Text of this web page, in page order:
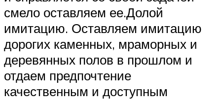
смело оставляем ее.Долой
имитацию. Оставляем имитацию
дорогих каменных, мраморных и
деревянных полов в прошлом и
отдаем предпочтение
качественным и доступным